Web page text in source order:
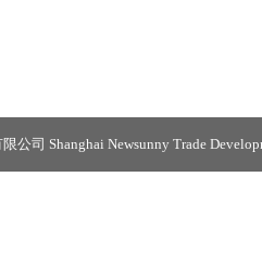
公司 Shanghai Newsunny Trade